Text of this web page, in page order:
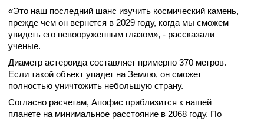
«Это наш последний шанс изучить космический камень,
прежде чем он вернется в 2029 году, когда мы сможем
увидеть его невооруженным глазом», - рассказали
ученые.
Диаметр астероида составляет примерно 370 метров.
Если такой объект упадет на Землю, он сможет
полностью уничтожить небольшую страну.
Согласно расчетам, Апофис приблизится к нашей
планете на минимальное расстояние в 2068 году. По